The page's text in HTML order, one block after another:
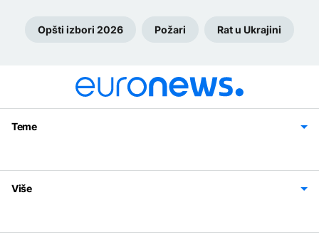
Opšti izbori 2026 Požari Rat u Ukrajini
Teme
Svijet
Sport
Magazin
Više
Politika privatnosti
Uslovi korišćenja